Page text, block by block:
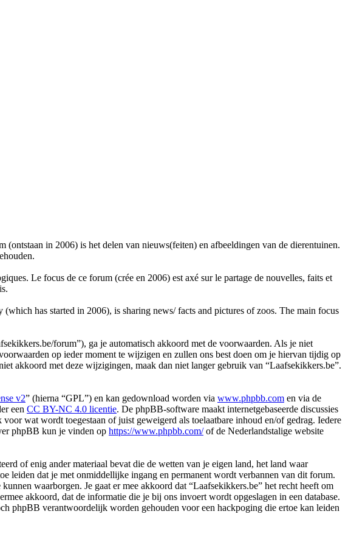
in 2006) is het delen van nieuws(feiten) en afbeeldingen van de dierentuinen.
Le focus de ce forum (crée en 2006) est axé sur le partage de nouvelles, faits et
has started in 2006), is sharing news/ facts and pictures of zoos. The main focus
forum”), ga je automatisch akkoord met de voorwaarden. Als je niet
op ieder moment te wijzigen en zullen ons best doen om je hiervan tijdig op
akkoord met deze wijzigingen, maak dan niet langer gebruik van “Laafsekikkers.be”.
v2” (hierna “GPL”) en kan gedownload worden via www.phpbb.com en via de
een CC BY-NC 4.0 licentie. De phpBB-software maakt internetgebaseerde discussies
wat wordt toegestaan of juist geweigerd als toelaatbare inhoud en/of gedrag. Iedere
phpBB kun je vinden op https://www.phpbb.com/of de Nederlandstalige website
of enig ander materiaal bevat die de wetten van je eigen land, het land waar
leiden dat je met onmiddellijke ingang en permanent wordt verbannen van dit forum.
waarborgen. Je gaat er mee akkoord dat “Laafsekikkers.be” het recht heeft om
akkoord, dat de informatie die je bij ons invoert wordt opgeslagen in een database.
phpBB verantwoordelijk worden gehouden voor een hackpoging die ertoe kan leiden